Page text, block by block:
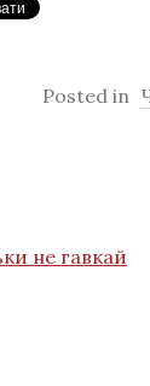
Posted in
не гавкай